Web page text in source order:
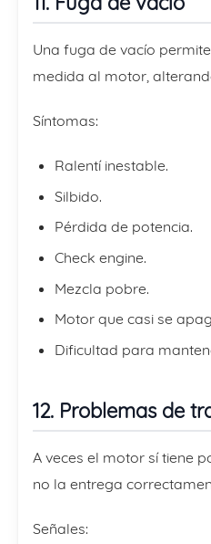
Una fuga de vacío
medida al motor,
Síntomas:
Ralentí inestable.
Silbido.
Pérdida de potencia.
Check engine.
Mezcla pobre.
Motor que casi se
Dificultad para
12. Problemas de
A veces el motor sí tiene
no la entrega
Señales: